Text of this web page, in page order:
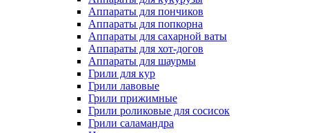
Аппараты для пончиков
Аппараты для попкорна
Аппараты для сахарной ваты
Аппараты для хот-догов
Аппараты для шаурмы
Грили для кур
Грили лавовые
Грили прижимные
Грили роликовые для сосисок
Грили саламандра